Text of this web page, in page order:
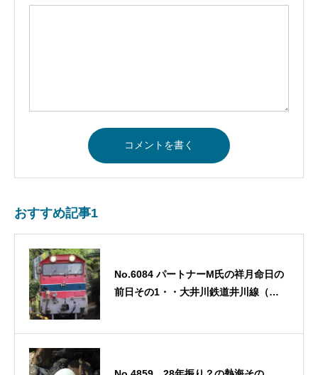
おすすめ記事1
No.6084 パートナーM氏の祥月命日の
前日その1・・大井川鉄道井川線（南